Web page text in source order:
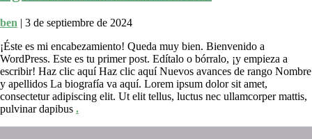
ben | 3 de septiembre de 2024
¡Éste es mi encabezamiento! Queda muy bien. Bienvenido a
WordPress. Este es tu primer post. Edítalo o bórralo, ¡y empieza a
escribir! Haz clic aquí Haz clic aquí Nuevos avances de rango Nombre
y apellidos La biografía va aquí. Lorem ipsum dolor sit amet,
consectetur adipiscing elit. Ut elit tellus, luctus nec ullamcorper mattis,
pulvinar dapibus .